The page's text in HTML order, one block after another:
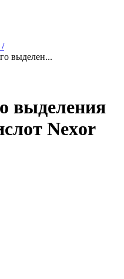
/
выделен...
выделения
Nexor